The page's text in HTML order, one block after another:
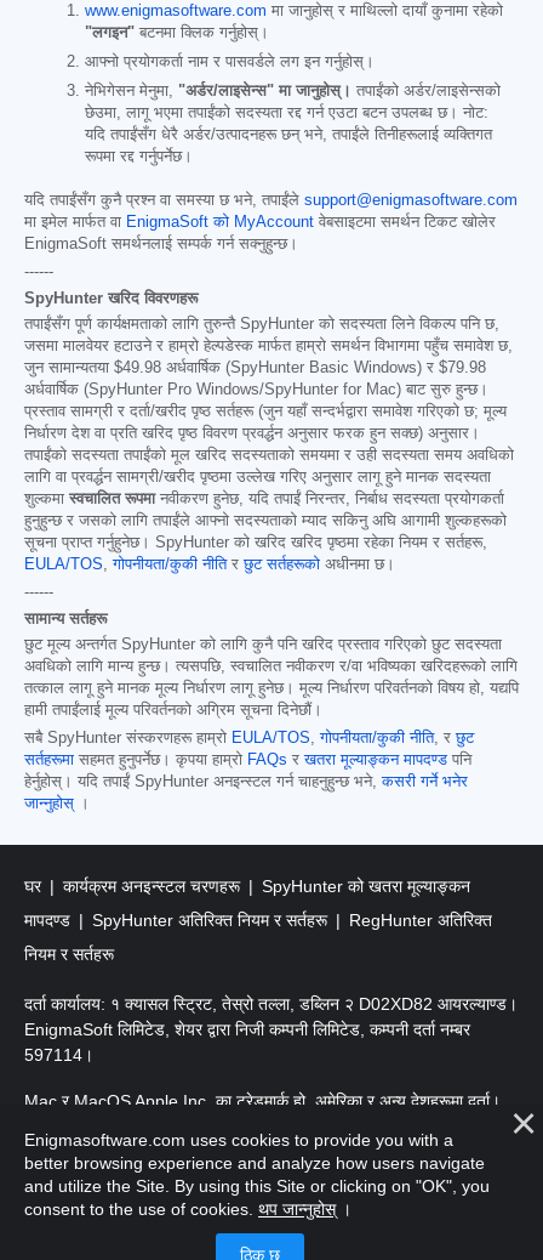
www.enigmasoftware.com मा जानुहोस् र माथिल्लो दायाँ कुनामा रहेको
"लगइन" बटनमा क्लिक गर्नुहोस्।
आफ्नो प्रयोगकर्ता नाम र पासवर्डले लग इन गर्नुहोस्।
नेभिगेसन मेनुमा, "अर्डर/लाइसेन्स" मा जानुहोस्। तपाईंको अर्डर/लाइसेन्सको
छेउमा, लागू भएमा तपाईंको सदस्यता रद्द गर्न एउटा बटन उपलब्ध छ। नोट:
यदि तपाईंसँग धेरै अर्डर/उत्पादनहरू छन् भने, तपाईंले तिनीहरूलाई व्यक्तिगत
रूपमा रद्द गर्नुपर्नेछ।
यदि तपाईंसँग कुनै प्रश्न वा समस्या छ भने, तपाईंले support@enigmasoftware.com
मा इमेल मार्फत वा EnigmaSoft को MyAccount वेबसाइटमा समर्थन टिकट खोलेर
EnigmaSoft समर्थनलाई सम्पर्क गर्न सक्नुहुन्छ।
------
SpyHunter खरिद विवरणहरू
तपाईंसँग पूर्ण कार्यक्षमताको लागि तुरुन्तै SpyHunter को सदस्यता लिने विकल्प पनि छ,
जसमा मालवेयर हटाउने र हाम्रो हेल्पडेस्क मार्फत हाम्रो समर्थन विभागमा पहुँच समावेश छ,
जुन सामान्यतया $49.98 अर्धवार्षिक (SpyHunter Basic Windows) र $79.98
अर्धवार्षिक (SpyHunter Pro Windows/SpyHunter for Mac) बाट सुरु हुन्छ।
प्रस्ताव सामग्री र दर्ता/खरीद पृष्ठ सर्तहरू (जुन यहाँ सन्दर्भद्वारा समावेश गरिएको छ; मूल्य
निर्धारण देश वा प्रति खरिद पृष्ठ विवरण प्रवर्द्धन अनुसार फरक हुन सक्छ) अनुसार।
तपाईंको सदस्यता तपाईंको मूल खरिद सदस्यताको समयमा र उही सदस्यता समय अवधिको
लागि वा प्रवर्द्धन सामग्री/खरीद पृष्ठमा उल्लेख गरिए अनुसार लागू हुने मानक सदस्यता
शुल्कमा स्वचालित रूपमानवीकरण हुनेछ, यदि तपाईं निरन्तर, निर्बाध सदस्यता प्रयोगकर्ता
हुनुहुन्छ र जसको लागि तपाईंले आफ्नो सदस्यताको म्याद सकिनु अघि आगामी शुल्कहरूको
सूचना प्राप्त गर्नुहुनेछ। SpyHunter को खरिद खरिद पृष्ठमा रहेका नियम र सर्तहरू,
EULA/TOS,गोपनीयता/कुकी नीतिरछुट सर्तहरूको अधीनमा छ।
------
सामान्य सर्तहरू
छुट मूल्य अन्तर्गत SpyHunter को लागि कुनै पनि खरिद प्रस्ताव गरिएको छुट सदस्यता
अवधिको लागि मान्य हुन्छ। त्यसपछि, स्वचालित नवीकरण र/वा भविष्यका खरिदहरूको लागि
तत्काल लागू हुने मानक मूल्य निर्धारण लागू हुनेछ। मूल्य निर्धारण परिवर्तनको विषय हो, यद्यपि
हामी तपाईंलाई मूल्य परिवर्तनको अग्रिम सूचना दिनेछौं।
सबै SpyHunter संस्करणहरू हाम्रो EULA/TOS,गोपनीयता/कुकी नीति, रछुट
सर्तहरूमा सहमत हुनुपर्नेछ। कृपया हाम्रो FAQs रखतरा मूल्याङ्कन मापदण्ड पनि
हेर्नुहोस्। यदि तपाईं SpyHunter अनइन्स्टल गर्न चाहनुहुन्छ भने,कसरी गर्ने भनेर
जान्नुहोस् ।
घर कार्यक्रम अनइन्स्टल चरणहरू
SpyHunter को खतरा मूल्याङ्कन
मापदण्ड
SpyHunter अतिरिक्त नियम र सर्तहरू
RegHunter अतिरिक्त
नियम र सर्तहरू
दर्ता कार्यालय: १ क्यासल स्ट्रिट, तेस्रो तल्ला, डब्लिन २ D02XD82 आयरल्याण्ड।
EnigmaSoft लिमिटेड, शेयर द्वारा निजी कम्पनी लिमिटेड, कम्पनी दर्ता नम्बर
597114।
Mac र MacOS Apple Inc. का ट्रेडमार्क हो, अमेरिका र अन्य देशहरूमा दर्ता।
प्रतिलिपि अधिकार 2016-2026। EnigmaSoft Ltd. सर्वाधिकार सुरक्षित।
Enigmasoftware.com uses cookies to provide you with a
better browsing experience and analyze how users navigate
and utilize the Site. By using this Site or clicking on "OK", you
consent to the use of cookies. थप जान्नुहोस्।